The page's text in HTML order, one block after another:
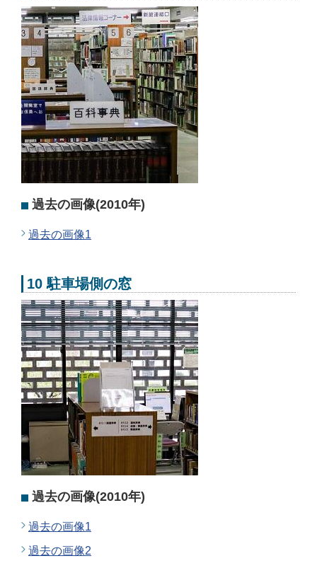
過去の画像(2010年)
過去の画像1
10 駐車場側の窓
過去の画像(2010年)
過去の画像1
過去の画像2